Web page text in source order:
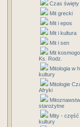
Czas święty
Mit grecki
Mit i epos
Mit i kultura
Mit i sen
Mit
Ks. Rodz.
Mitologia w
kultury
Mitologie
Afryki
starożytne
Mity - część
kultury